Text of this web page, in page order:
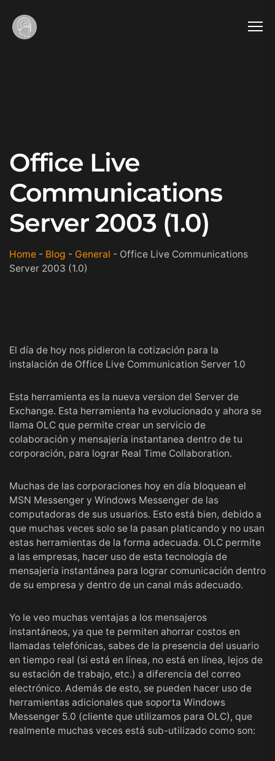
Office Live
Communications
Server 2003 (1.0)
Home - Blog - General - Office Live Communications
Server 2003 (1.0)
El día de hoy nos pidieron la cotización para la
instalación de Office Live Communication Server 1.0
Esta herramienta es la nueva version del Server de
Exchange. Esta herramienta ha evolucionado y ahora se
llama OLC que permite crear un servicio de
colaboración y mensajería instantanea dentro de tu
corporación, para lograr Real Time Collaboration.
Muchas de las corporaciones hoy en día bloquean el
MSN Messenger y Windows Messenger de las
computadoras de sus usuarios. Esto está bien, debido a
que muchas veces solo se la pasan platicando y no usan
estas herramientas de la forma adecuada. OLC permite
a las empresas, hacer uso de esta tecnología de
mensajería instantánea para lograr comunicación dentro
de su empresa y dentro de un canal más adecuado.
Yo le veo muchas ventajas a los mensajeros
instantáneos, ya que te permiten ahorrar costos en
llamadas telefónicas, sabes de la presencia del usuario
en tiempo real (si está en línea, no está en línea, lejos de
su estación de trabajo, etc.) a diferencia del correo
electrónico. Además de esto, se pueden hacer uso de
herramientas adicionales que soporta Windows
Messenger 5.0 (cliente que utilizamos para OLC), que
realmente muchas veces está sub-utilizado como son: